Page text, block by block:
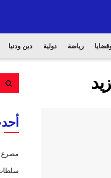
رياضة دولية دين ودنيا
مصرع
سلطات سبتة